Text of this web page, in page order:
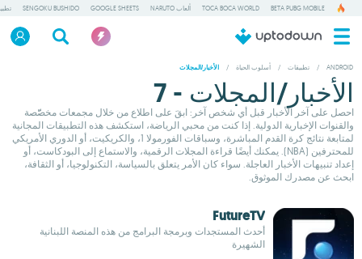
BETA PUBG MOBILE
TOCA BOCA WORLD ألعاب NARUTO GOOGLE SHEETS
SENGOKU BUSHIDO
ANDROID
/ تطبيقات / أسلوب الحياة / الأخبار/المجلات
الأخبار/المجلات - 7
احصل على آخر الأخبار قبل أي شخص آخر: ابقَ على اطلاع من خلال مجمعات مخصّّصة
والقنوات الإخبارية الدولية. إذا كنت من محبي الرياضة، استكشف هذه التطبيقات المجانية
لمتابعة نتائج كرة القدم المباشرة، وسباقات الفورمولا 1، والكريكيت، أو الدوري الأمريكي
للمحترفين (NBA). يمكنك أيضًا قراءة المجلات الرقمية، والاستماع إلى البودكاست، أو
إعداد تنبيهات الأخبار العاجلة. سواء كان الأمر يتعلق بالسياسة، التكنولوجيا، أو الثقافة،
ابحث عن مصدرك الموثوق.
FutureTV
أحدث المستجدات وبرمجة البرامج من هذه المنصة اللبنانية
الشهيرة